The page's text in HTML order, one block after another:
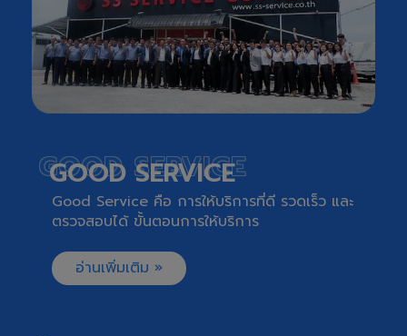
GOOD SERVICE
GOOD SERVICE
Good Service คือ การให้บริการที่ดี รวดเร็ว และ
ตรวจสอบได้ ขั้นตอนการให้บริการ
อ่านเพิ่มเติม »